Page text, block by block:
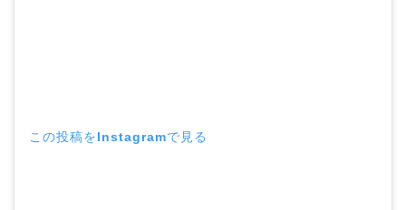
この投稿をInstagramで見る